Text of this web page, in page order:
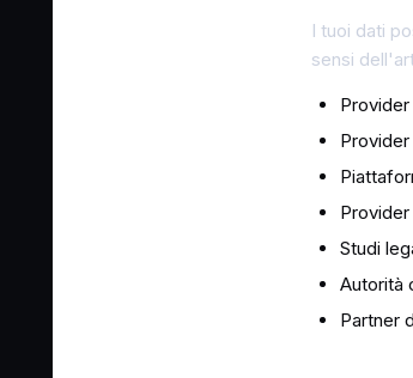
I tuoi dati
sensi
Studi
Autorità
Partner